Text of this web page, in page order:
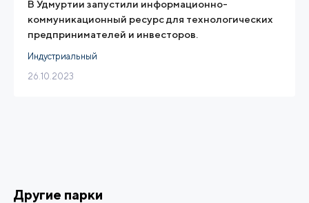
В Удмуртии запустили информационно-
коммуникационный ресурс для технологических
предпринимателей и инвесторов.
Индустриальный
26.10.2023
Другие парки